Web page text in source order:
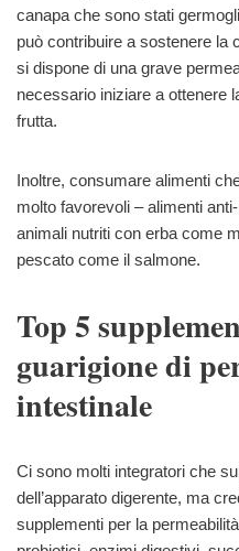
canapa che sono stati
può contribuire a sostenere la
si dispone di una grave
necessario iniziare a ottenere
frutta.
Inoltre, consumare alimenti
molto favorevoli – alimenti
animali nutriti con erba come
pescato come il salmone.
Top 5
guarigione di
intestinale
Ci sono molti integratori che
dell’apparato digerente, ma
supplementi per la